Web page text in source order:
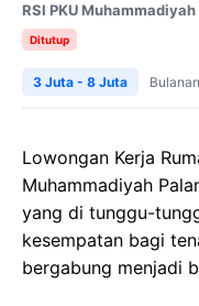
RSI PKU
Ditutup
3 Juta - 8 Juta Bulanan
Lowongan Kerja
Muhammadiyah
yang di tunggu-
kesempatan bagi
bergabung menjadi